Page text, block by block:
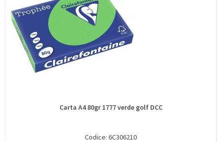
Carta A4 80gr 1777 verde golf DCC
Codice: 6C306210